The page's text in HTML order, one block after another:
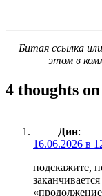
Битая ссылка
этом в
4 thoughts
Дин:
16.06.2026 в
подскажите,